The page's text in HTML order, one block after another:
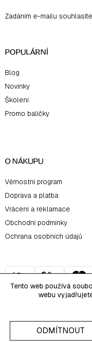
Tento web používá
webu
ODMÍTNOUT
Zadáním e-mailu
POPULÁRNÍ
Blog
Novinky
Školení
Promo balíčky
O NÁKUPU
Věrnostní program
Doprava a platba
Vrácení a reklamace
Obchodní podmínky
Ochrana osobních údajů
PRO Salon